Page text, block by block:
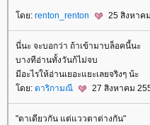
ดย: renton_renton 25 สิงหาค
นี่นะ จะบอกว่า ถ้าเข้ามาบล็อคนี้นะ
บางทีอ่านทั้งวันก้ไม่จบ
มีอะไรให้อ่านเยอะแยะเลยจริงๆ น้ะ
ดย: ดาริกามณี 27 สิงหาคม
"ตาเดียวกัน แต่แววตาต่างกัน"